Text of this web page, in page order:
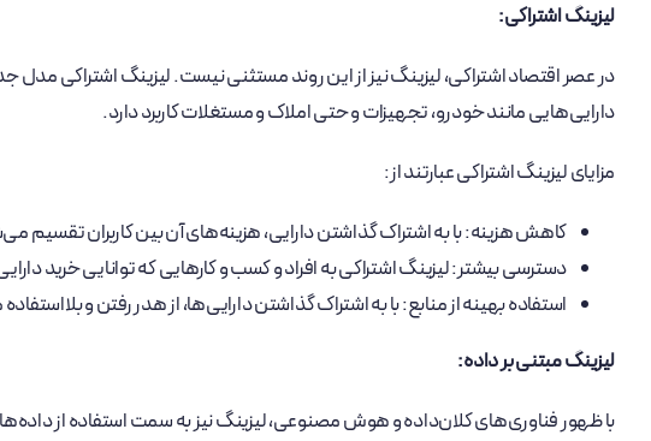
لیزینگ اشتراکی:
در عصر اقتصاد اشتراکی، لیزینگ نیز از این روند مستثنی نیست. لیزینگ اشتراکی
دارایی‌هایی مانند خودرو، تجهیزات و حتی املاک و مستغلات کاربرد دارد.
مزایای لیزینگ اشتراکی عبارتند از:
کاهش هزینه: با به اشتراک گذاشتن دارایی، هزینه‌های آن بین کاربران تقسیم
دسترسی بیشتر: لیزینگ اشتراکی به افراد و کسب و کارهایی که توانایی خرید
استفاده بهینه از منابع: با به اشتراک گذاشتن دارایی‌ها، از هدر رفتن و
لیزینگ مبتنی بر داده:
با ظهور فناوری‌های کلان‌داده و هوش مصنوعی، لیزینگ نیز به سمت استفاده از داده‌ها